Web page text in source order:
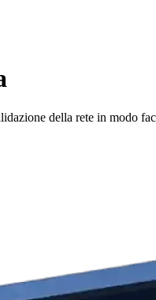
della rete in modo